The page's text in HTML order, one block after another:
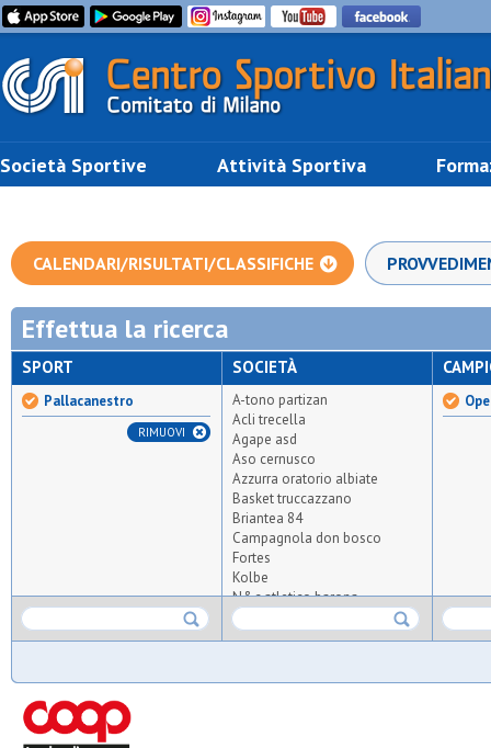
Società Sportive Attività Sportiva
CALENDARI/RISULTATI/CLASSIFICHE
Effettua la ricerca
SPORT
Pallacanestro
RIMUOVI
SOCIETÀ
A-tono partizan
Acli trecella
Agape asd
Aso cernusco
Azzurra oratorio albiate
Basket truccazzano
Briantea 84
Campagnola don bosco
Fortes
Kolbe
N&c atletico barona
Novate
Osg 2001